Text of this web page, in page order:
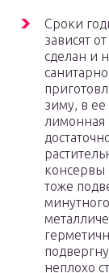
Сроки
зависят
сделан и
зиму, в ее
лимонная
консервы
тоже
неплохо